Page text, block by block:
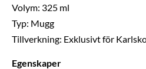
Volym: 325 ml
Typ: Mugg
Tillverkning: Exklusivt för
Egenskaper